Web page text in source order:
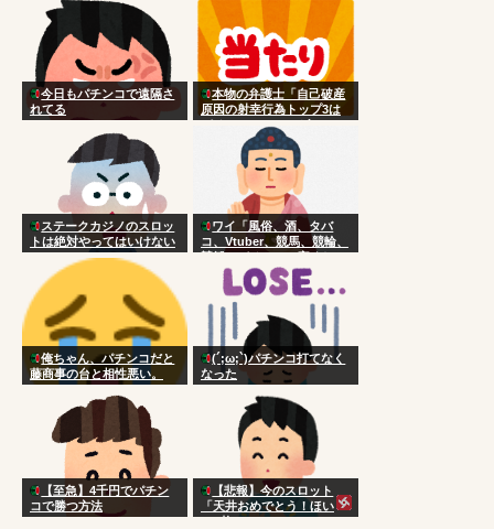
今日もパチンコで遠隔さ
れてる
本物の弁護士「自己破産
原因の射幸行為トップ3は
パチンコ、ソシャゲ、FX」
ステークカジノのスロッ
トは絶対やってはいけない
ワイ「風俗、酒、タバ
コ、Vtuber、競馬、競輪、
競艇、パチンコ、宝くじ一
切やりません興味ありませ
ん」
俺ちゃん、パチンコだと
藤商事の台と相性悪い。
(´;ω;`)パチンコ打てなく
なった
【至急】4千円でパチン
コで勝つ方法
【悲報】今のスロット
「天井おめでとう！ほい
200枚！w」